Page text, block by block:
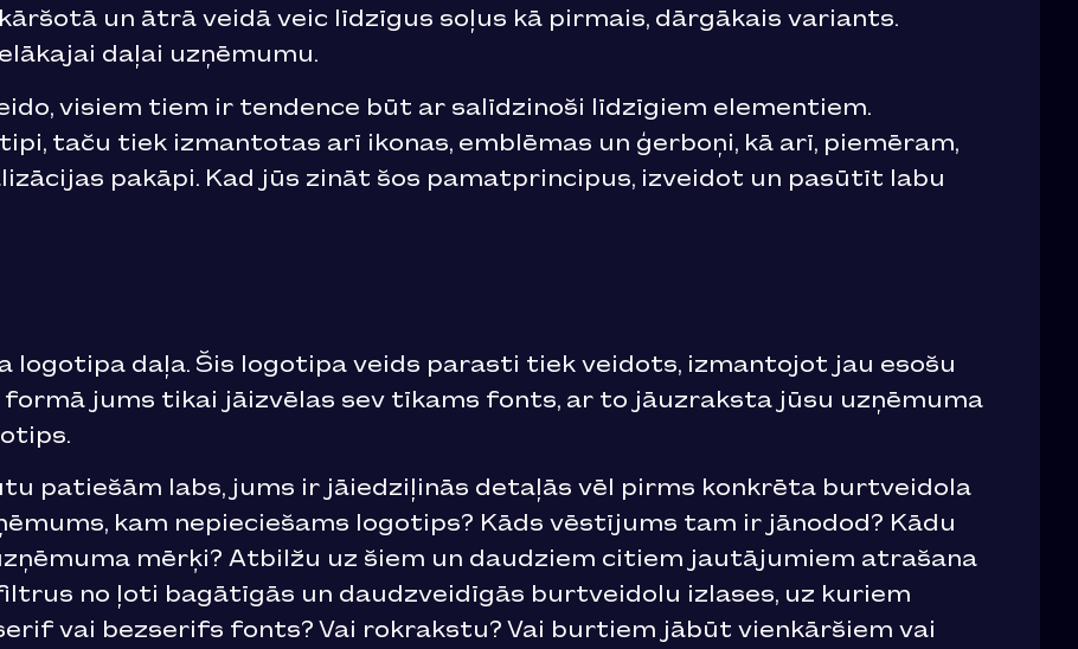
un ātrā veidā veic līdzīgus soļus kā pirmais, dārgākais variants.
daļai uzņēmumu.
visiem tiem ir tendence būt ar salīdzinoši līdzīgiem elementiem.
taču tiek izmantotas arī ikonas, emblēmas un ģerboņi, kā arī, piemēram,
pakāpi. Kad jūs zināt šos pamatprincipus, izveidot un pasūtīt labu
logotipa daļa. Šis logotipa veids parasti tiek veidots, izmantojot jau esošu
jums tikai jāizvēlas sev tīkams fonts, ar to jāuzraksta jūsu uzņēmuma
patiešām labs, jums ir jāiedziļinās detaļās vēl pirms konkrēta burtveidola
kam nepieciešams logotips? Kāds vēstījums tam ir jānodod? Kādu
mērķi? Atbilžu uz šiem un daudziem citiem jautājumiem atrašana
no ļoti bagātīgās un daudzveidīgās burtveidolu izlases, uz kuriem
vai bezserifs fonts? Vai rokrakstu? Vai burtiem jābūt vienkāršiem vai